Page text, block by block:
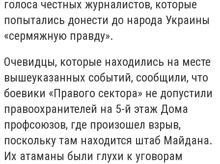
голоса честных журналистов, которые
попытались донести до народа Украины
«сермяжную правду».
Очевидцы, которые находились на месте
вышеуказанных событий, сообщили, что
боевики «Правого сектора» не допустили
правоохранителей на 5-й этаж Дома
профсоюзов, где произошел взрыв,
поскольку там находится штаб Майдана.
Их атаманы были глухи к уговорам